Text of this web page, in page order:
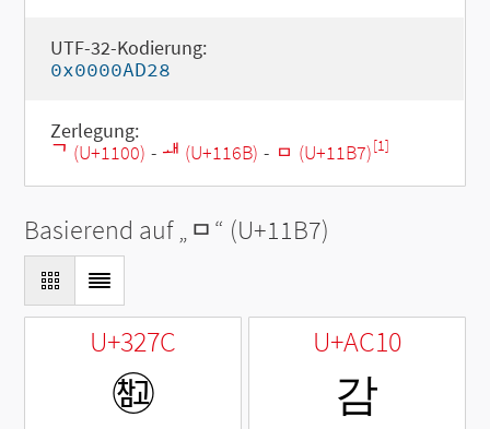
UTF-32-Kodierung:
0x0000AD28
Zerlegung:
ᄀ (U+1100) - ᅫ (U+116B) - ᆷ (U+11B7)[1]
Basierend auf „ᆷ“ (U+11B7)
U+327C
㉼
U+AC10
감